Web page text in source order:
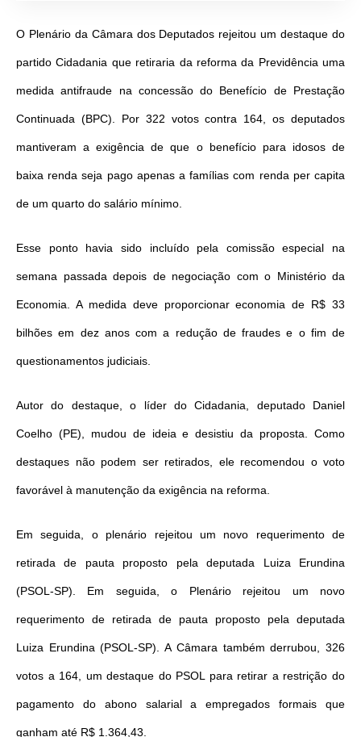
O Plenário da Câmara dos Deputados rejeitou um destaque do
partido Cidadania que retiraria da reforma da Previdência uma
medida antifraude na concessão do Benefício de Prestação
Continuada (BPC). Por 322 votos contra 164, os deputados
mantiveram a exigência de que o benefício para idosos de
baixa renda seja pago apenas a famílias com renda per capita
de um quarto do salário mínimo.
Esse ponto havia sido incluído pela comissão especial na
semana passada depois de negociação com o Ministério da
Economia. A medida deve proporcionar economia de R$ 33
bilhões em dez anos com a redução de fraudes e o fim de
questionamentos judiciais.
Autor do destaque, o líder do Cidadania, deputado Daniel
Coelho (PE), mudou de ideia e desistiu da proposta. Como
destaques não podem ser retirados, ele recomendou o voto
favorável à manutenção da exigência na reforma.
Em seguida, o plenário rejeitou um novo requerimento de
retirada de pauta proposto pela deputada Luiza Erundina
(PSOL-SP). Em seguida, o Plenário rejeitou um novo
requerimento de retirada de pauta proposto pela deputada
Luiza Erundina (PSOL-SP). A Câmara também derrubou, 326
votos a 164, um destaque do PSOL para retirar a restrição do
pagamento do abono salarial a empregados formais que
ganham até R$ 1.364,43.